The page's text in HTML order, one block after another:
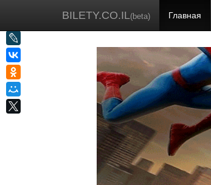
BILETY.CO.IL(beta) Главная